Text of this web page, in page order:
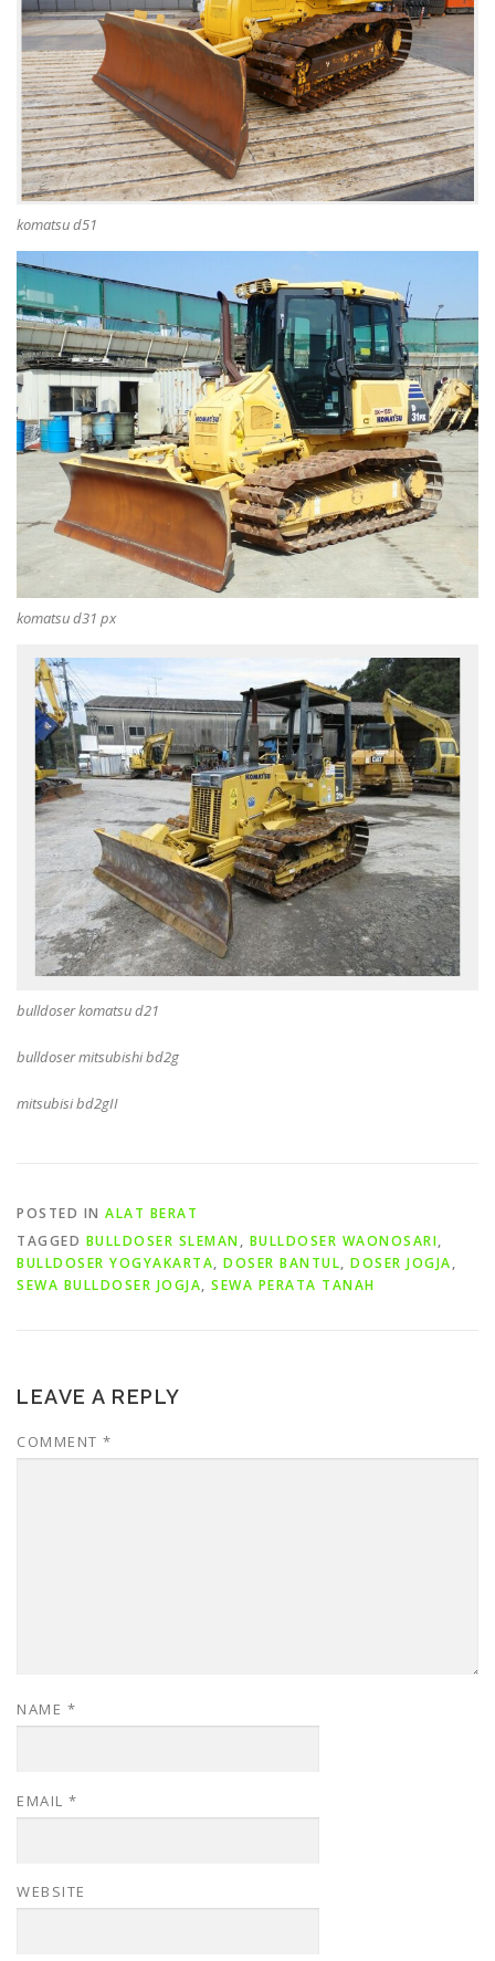
komatsu d51
komatsu d31 px
bulldoser komatsu d21
bulldoser mitsubishi bd2g
mitsubisi bd2gII
POSTED IN ALAT BERAT
TAGGED BULLDOSER SLEMAN, BULLDOSER WAONOSARI,
BULLDOSER YOGYAKARTA, DOSER BANTUL, DOSER JOGJA,
SEWA BULLDOSER JOGJA, SEWA PERATA TANAH
LEAVE A REPLY
COMMENT *
NAME *
EMAIL *
WEBSITE